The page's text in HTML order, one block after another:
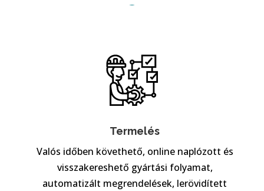
Termelés
Valós időben követhető, online naplózott és
visszakereshető gyártási folyamat,
automatizált megrendelések, lerövidített